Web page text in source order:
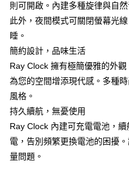
付款後門市自取
每筆NT$120，滿NT$1,000(含
則可開啟。內建多種旋律與自
此外，夜間模式可關閉螢幕光
睡。
簡約設計，品味生活
Ray Clock 擁有極簡優雅的外
為您的空間增添現代感。多種
風格。
持久續航，無憂使用
Ray Clock 內建可充電電池，
電，告別頻繁更換電池的困擾
量問題。